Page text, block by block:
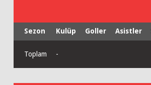
Sezon Kulüp Goller Asistler
Toplam -